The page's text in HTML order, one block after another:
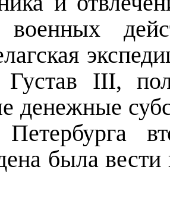
военных
Густав III,
денежные
была вести